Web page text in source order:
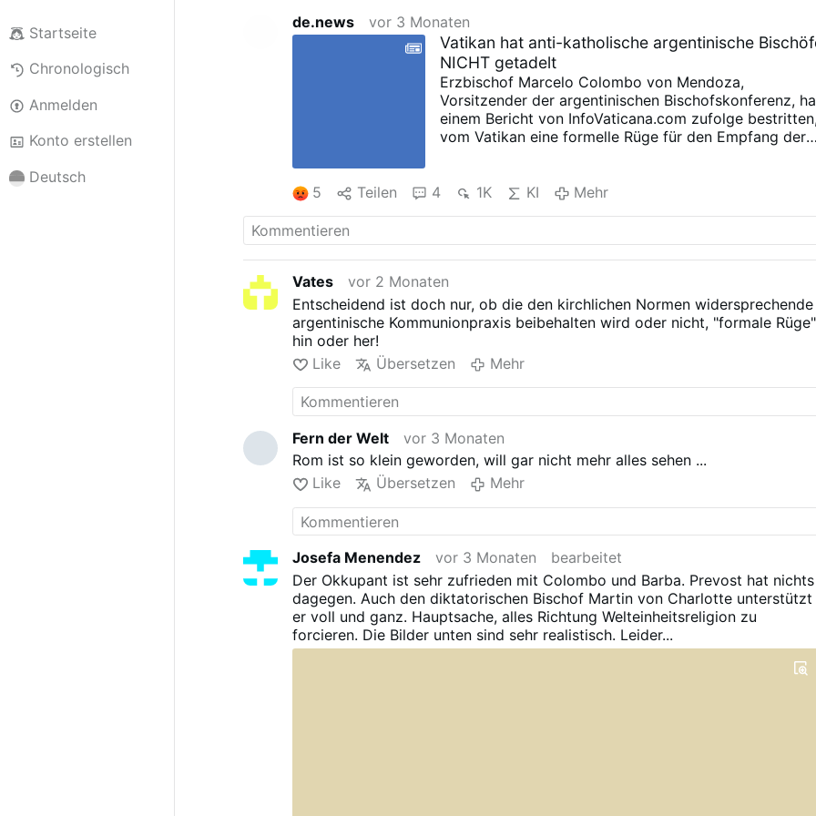
Startseite
Chronologisch
Anmelden
Konto erstellen
Deutsch
de.news vor 3 Monaten
Vatikan hat anti-katholische argentinische
NICHT getadelt
Erzbischof Marcelo Colombo von Mendoza,
Vorsitzender der argentinischen Bischofskonferenz,
einem Bericht von InfoVaticana.com zufolge
vom Vatikan eine formelle Rüge für den Empfang der
letzte Wochebehauptet hatte
zum Empfang der Kommunion verboten hatten.
Erzbischof Colombo bezeichnete die Berichte als
Lüge" und "Fake News".
Im Gespräch mit Radio María betonte Erzbischof
Colombo, dass an der Geschichte "nichts dran" sei und
dass er nie eine offizielle Mitteilung des Vatikans in
dieser Angelegenheit erhalten habe.
Bild: Marcelo Colombo, Gabriel Barba,
5 Teilen 4 1K KI Mehr
Vates
vor 2 Monaten
Entscheidend ist doch nur, ob die den kirchlichen Normen widersprechende
argentinische Kommunionpraxis beibehalten wird oder nicht, "formale Rüge"
hin oder her!
Like
Übersetzen Mehr
Fern der Welt
vor 3 Monaten
Rom ist so klein geworden, will gar nicht mehr alles sehen ...
Like
Übersetzen Mehr
Josefa Menendez vor 3 Monaten
bearbeitet
Der Okkupant ist sehr zufrieden mit Colombo und Barba. Prevost hat nichts
dagegen. Auch den diktatorischen Bischof Martin von Charlotte unterstützt
er voll und ganz. Hauptsache, alles Richtung Welteinheitsreligion zu
forcieren. Die Bilder unten sind sehr realistisch. Leider...